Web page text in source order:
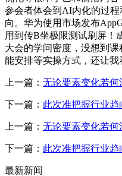
参会者体会到AI内化的过
向。华为使用市场发布
用到传B坐极限测试刷屏！
大会的学问密度，没想到
能安排等实操方式，还让我
上一篇： 无论要素变化若
下一篇： 此次准把握行业趋
上一篇： 无论要素变化若
下一篇： 此次准把握行业趋
最新新闻